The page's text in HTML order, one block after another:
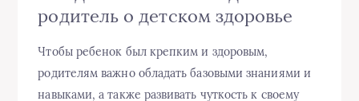
родитель о детском здоровье
Чтобы ребенок был крепким и здоровым,
родителям важно обладать базовыми знаниями и
навыками, а также развивать чуткость к своему